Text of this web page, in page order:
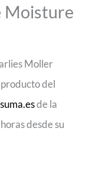
Moisture
Moller
del
de la
desde su